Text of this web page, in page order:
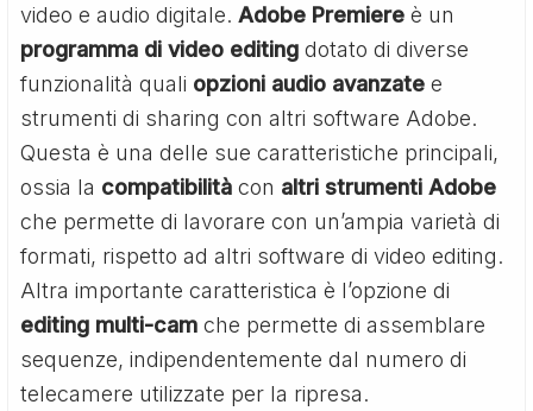
video e audio digitale.Adobe Premiereè un
programma di video editing dotato di diverse
funzionalità quali opzioni audio avanzate e
strumenti di sharing con altri software Adobe.
Questa è una delle sue caratteristiche principali,
ossia la compatibilità con altri strumenti Adobe
che permette di lavorare con un’ampia varietà di
formati, rispetto ad altri software di video editing.
Altra importante caratteristica è l’opzione di
editing multi-cam che permette di assemblare
sequenze, indipendentemente dal numero di
telecamere utilizzate per la ripresa.